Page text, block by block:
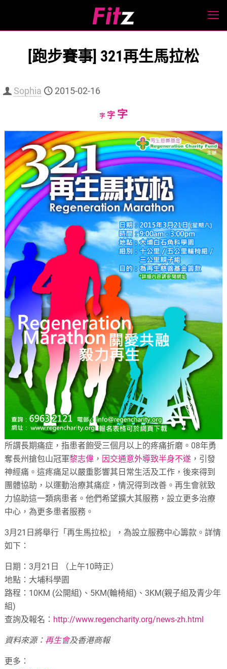
[跑步賽事] 321再生馬拉松
Sophia 2015-02-16
字Decrease
size.
字Reset
size.
字Increase
size.
所謂長期痛症，指患者飽受三個月以上的疼痛折磨。08年勇
奪長州搶包山冠軍黎志偉 ， 因交通意外導致半身不遂 ，引發
神經痛。這疼痛足以嚴重影響其日常生活及工作，後來得到
團體協助，以運動治療其痛症，情況得到改善。再生會就致
力協助這一類病患者。他們希望擴大其服務，設立更多治療
中心，為更多患者服務。
3月21日將舉行「再生馬拉松」，為設立服務中心籌款。詳情
如下：
日期：3月21日 （上午10時正）
地點：大埔科學園
路程：10KM (公開組)、5KM(輪椅組)、3KM(親子組及青少年
組)
查詢及報名： http://www.regencharity.org/news-zh.html
資料來源： 再生會及香港商報
更多：